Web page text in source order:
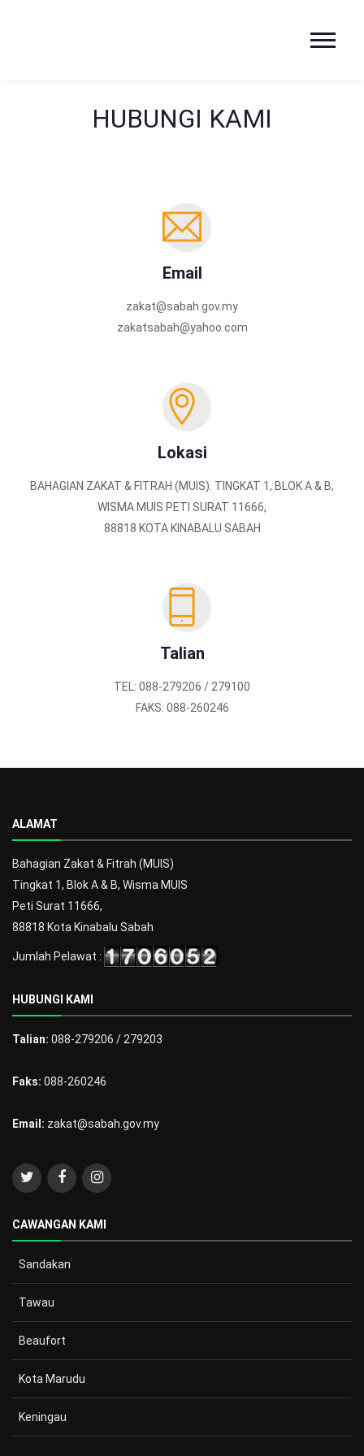
HUBUNGI KAMI
Email
zakat@sabah.gov.my
zakatsabah@yahoo.com
Lokasi
BAHAGIAN ZAKAT & FITRAH (MUIS). TINGKAT 1, BLOK A & B,
WISMA MUIS PETI SURAT 11666,
88818 KOTA KINABALU SABAH
Talian
TEL: 088-279206 / 279100
FAKS: 088-260246
ALAMAT
Bahagian Zakat & Fitrah (MUIS)
Tingkat 1, Blok A & B, Wisma MUIS
Peti Surat 11666,
88818 Kota Kinabalu Sabah
Jumlah Pelawat :
HUBUNGI KAMI
Talian: 088-279206 / 279203
Faks: 088-260246
Email: zakat@sabah.gov.my
CAWANGAN KAMI
Sandakan
Tawau
Beaufort
Kota Marudu
Keningau